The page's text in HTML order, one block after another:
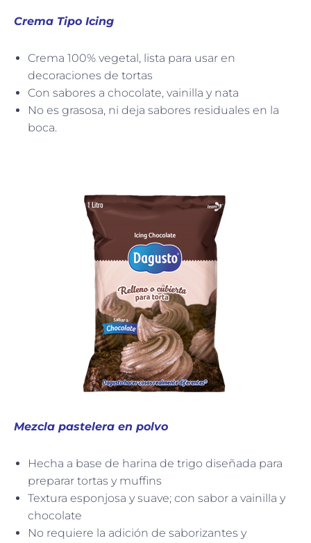
Crema Tipo Icing
Crema 100% vegetal, lista para usar en
decoraciones de tortas
Con sabores a chocolate, vainilla y nata
No es grasosa, ni deja sabores residuales en la
boca.
Mezcla pastelera en polvo
Hecha a base de harina de trigo diseñada para
preparar tortas y muffins
Textura esponjosa y suave; con sabor a vainilla y
chocolate
No requiere la adición de saborizantes y